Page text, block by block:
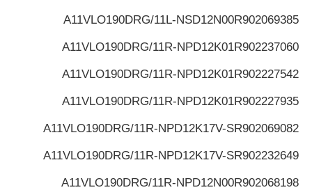
R902069385
A11VLO190DRG/11L-NSD12N00
R902237060
A11VLO190DRG/11R-NPD12K01
R902227542
A11VLO190DRG/11R-NPD12K01
R902227935
A11VLO190DRG/11R-NPD12K01
R902069082
A11VLO190DRG/11R-NPD12K17V-S
R902232649
A11VLO190DRG/11R-NPD12K17V-S
R902068198
A11VLO190DRG/11R-NPD12N00